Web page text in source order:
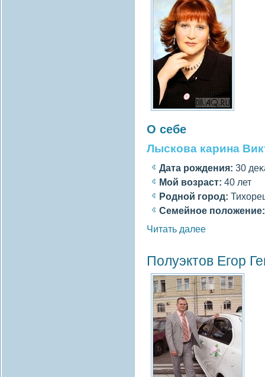
О себе
Лыскова карина
Дата рождения: 30
Мοй вοзраст: 40 лет
Роднοй гοрод:
Семейное полοжение:
Читать далее
Полуэктов Егор